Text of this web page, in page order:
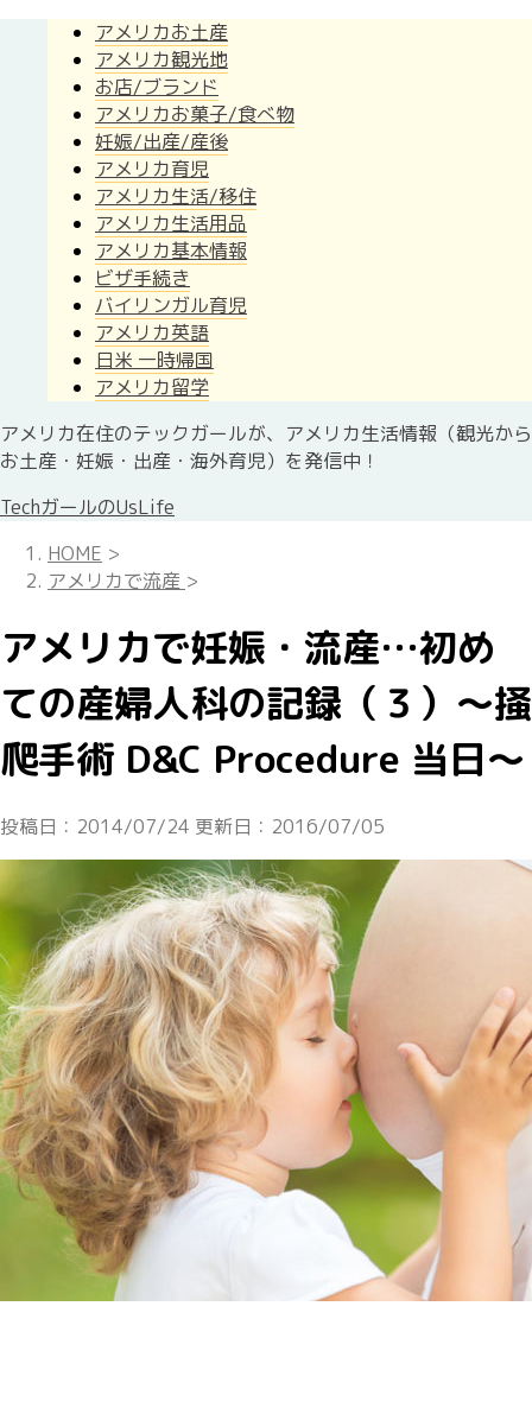
アメリカお土産
アメリカ観光地
お店/ブランド
アメリカお菓子/食べ物
妊娠/出産/産後
アメリカ育児
アメリカ生活/移住
アメリカ生活用品
アメリカ基本情報
ビザ手続き
バイリンガル育児
アメリカ英語
日米 一時帰国
アメリカ留学
アメリカ在住のテックガールが、アメリカ生活情報（観光から
お土産・妊娠・出産・海外育児）を発信中！
TechガールのUsLife
HOME >
アメリカで流産 >
アメリカで妊娠・流産…初め
ての産婦人科の記録（３）〜掻
爬手術 D&C Procedure 当日〜
投稿日：2014/07/24 更新日： 2016/07/05